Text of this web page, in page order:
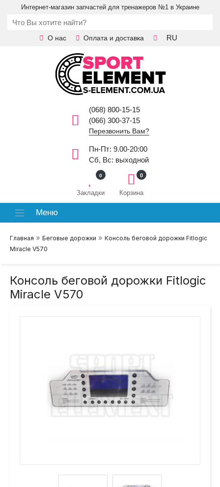
Интернет-магазин запчастей для тренажеров №1 в Украине
О нас Оплата и доставка RU
(068) 800-15-15
(066) 300-37-15
Перезвонить Вам?
Пн-Пт: 9.00-20:00
Сб, Вс: выходной
Закладки
0
Корзина
0
Меню
Главная » Беговые дорожки » Консоль беговой дорожки Fitlogic
Miracle V570
Консоль беговой дорожки Fitlogic
Miracle V570